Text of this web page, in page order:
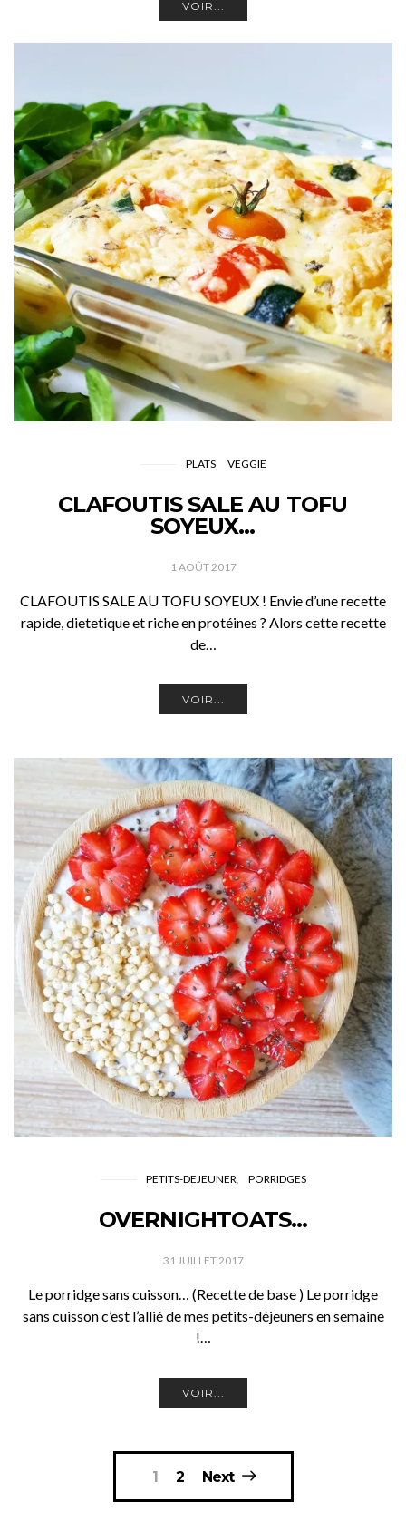
VOIR...
PLATS VEGGIE
CLAFOUTIS SALE AU TOFU
SOYEUX…
1 AOÛT 2017
CLAFOUTIS SALE AU TOFU SOYEUX ! Envie d’une recette
rapide, dietetique et riche en protéines ? Alors cette recette
de…
VOIR...
PETITS-DEJEUNER PORRIDGES
OVERNIGHTOATS…
31 JUILLET 2017
Le porridge sans cuisson… (Recette de base ) Le porridge
sans cuisson c’est l’allié de mes petits-déjeuners en semaine
!…
VOIR...
Pagination
publications
1 2 Next